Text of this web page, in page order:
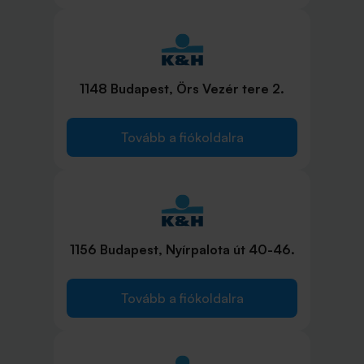
1148 Budapest, Örs Vezér tere 2.
Tovább a fiókoldalra
1156 Budapest, Nyírpalota út 40-46.
Tovább a fiókoldalra